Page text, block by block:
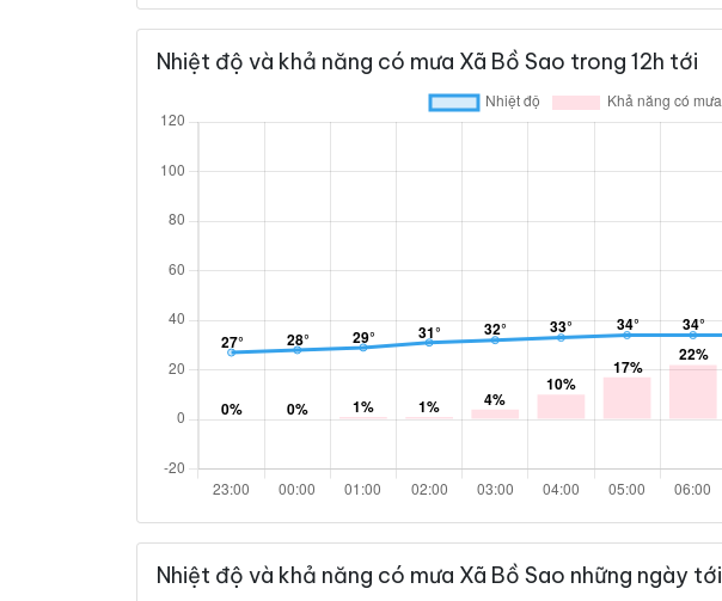
Nhiệt độ và khả năng có mưa Xã Bồ Sao trong 12h tới
Nhiệt độ và khả năng có mưa Xã Bồ Sao những ngày tới